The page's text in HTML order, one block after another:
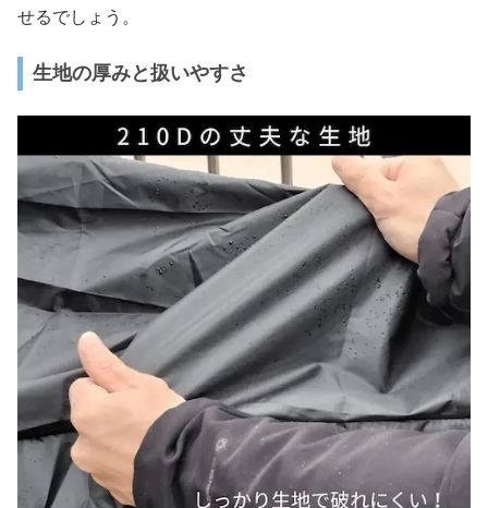
せるでしょう。
生地の厚みと扱いやすさ